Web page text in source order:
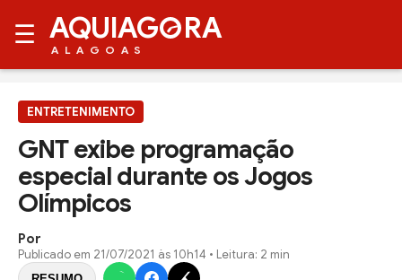
☰ AQUIAG RA
ALAGOAS
ENTRETENIMENTO
GNT exibe programação
especial durante os Jogos
Olímpicos
Por
Publicado em 21/07/2021 às 10h14 • Leitura: 2 min